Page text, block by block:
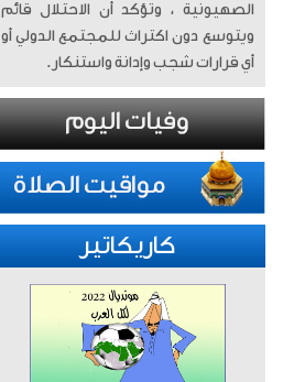
الصهيونية ، وتؤكد أن الاحتلال قائم
ويتوسع دون اكتراث للمجتمع الدولي أو
أي قرارات شجب وإدانة واستنكار.
كاريكاتير